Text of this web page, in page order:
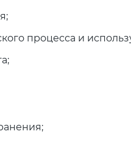
процесса и